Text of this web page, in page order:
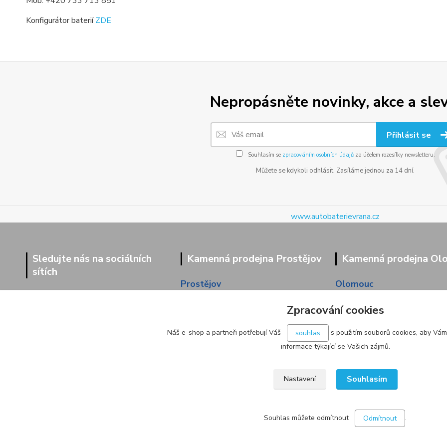
Konfigurátor bateriíZDE
Nepropásněte novinky, akce a
Přihlásit se
Souhlasím se zpracováním osobních údajůza účelem rozesílky newsletteru.
Můžete se kdykoli odhlásit. Zasíláme jednou za 14 dní.
www.autobaterievrana.cz
Sledujte nás na sociálních
sítích
Kamenná prodejna Prostějov
Prostějov
Kamenná prodejna
Olomouc
Zpracování cookies
Náš e-shop a partneři potřebují Váš souhlas
s použitím souborů cookies, aby
informace týkající se Vašich zájmů.
Nastavení Souhlasím
Souhlas můžete odmítnout Odmítnout .